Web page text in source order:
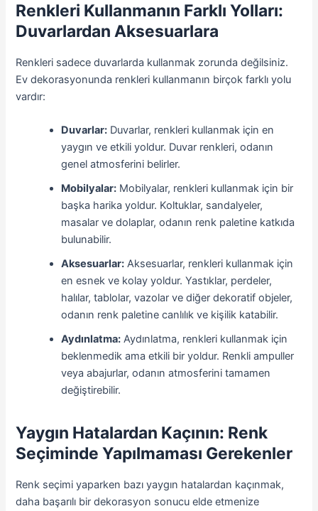
Renkleri Kullanmanın Farklı Yolları:
Duvarlardan Aksesuarlara
Renkleri sadece duvarlarda kullanmak zorunda değilsiniz.
Ev dekorasyonunda renkleri kullanmanın birçok farklı yolu
vardır:
Duvarlar: Duvarlar, renkleri kullanmak için en
yaygın ve etkili yoldur. Duvar renkleri, odanın
genel atmosferini belirler.
Mobilyalar: Mobilyalar, renkleri kullanmak için bir
başka harika yoldur. Koltuklar, sandalyeler,
masalar ve dolaplar, odanın renk paletine katkıda
bulunabilir.
Aksesuarlar: Aksesuarlar, renkleri kullanmak için
en esnek ve kolay yoldur. Yastıklar, perdeler,
halılar, tablolar, vazolar ve diğer dekoratif objeler,
odanın renk paletine canlılık ve kişilik katabilir.
Aydınlatma: Aydınlatma, renkleri kullanmak için
beklenmedik ama etkili bir yoldur. Renkli ampuller
veya abajurlar, odanın atmosferini tamamen
değiştirebilir.
Yaygın Hatalardan Kaçının: Renk
Seçiminde Yapılmaması Gerekenler
Renk seçimi yaparken bazı yaygın hatalardan kaçınmak,
daha başarılı bir dekorasyon sonucu elde etmenize